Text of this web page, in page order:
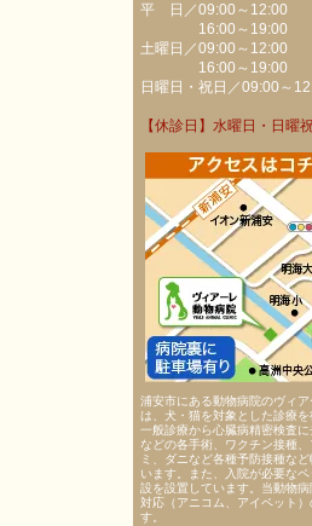
平 日／09:00～12:00
16:00～19:00
土曜日／09:00～12:00
16:00～19:00
日曜日・祝日／09:00～
【休診日】水曜日・日曜
浦安市にある動物病院のヴィ
は、犬・猫を対象とした診療を
一般診療から心臓病精密検査
などの各手術、ワクチン接種、
ミ、ダニなど各種予防接種な
います。また、入院が必要な
設を設置しています。当動物
対応（アニコム、アイペット
す。